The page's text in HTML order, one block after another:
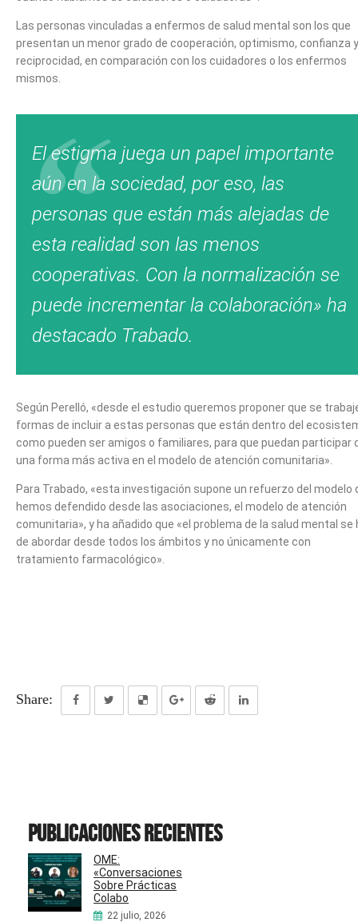
Las personas vinculadas a enfermos de salud mental son los que
presentan un menor grado de cooperación, optimismo, confianza y
reciprocidad, en comparación con los cuidadores o los enfermos
mismos.
El estigma juega un papel importante
aún en la sociedad, por eso, las
personas que están más alejadas de
esta realidad son las menos
cooperativas. Con la normalización se
puede incrementar la colaboración» ha
destacado Trabado.
Según Perelló, «desde el estudio queremos proponer que se
formas de incluir a estas personas que están dentro del
como pueden ser amigos o familiares, para que puedan participar
una forma más activa en el modelo de atención comunitaria».
Para Trabado, «esta investigación supone un refuerzo del modelo
hemos defendido desde las asociaciones, el modelo de atención
comunitaria», y ha añadido que «el problema de la salud mental se
de abordar desde todos los ámbitos y no únicamente con
tratamiento farmacológico».
Share:
Publicaciones recientes
OME:
«Conversaciones
Sobre Prácticas
Colabo
22 julio, 2026